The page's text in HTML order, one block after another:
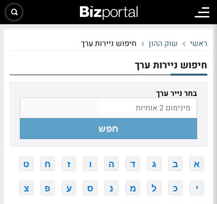
ראשי שוק ההון חיפוש ניירות ערך
חיפוש ניירות ערך
בחר נייר ערך
חפש
א ב ג ד ה ו ז ח ט
י כ ל מ נ ס ע פ צ